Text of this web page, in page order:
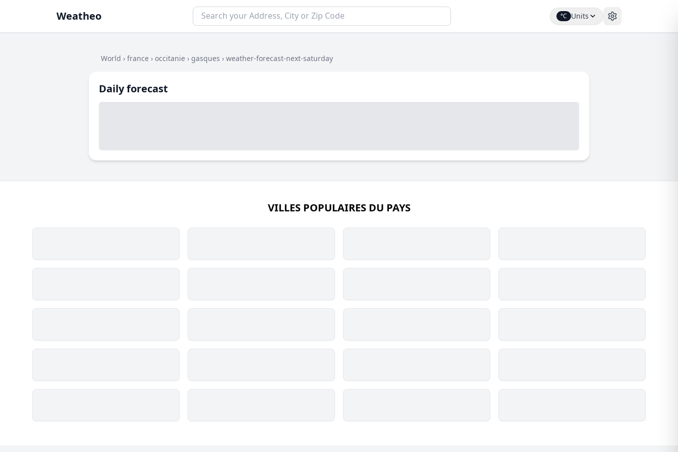
Weatheo °C Units
World › france › occitanie › gasques › weather-forecast-next-saturday
Daily forecast
VILLES POPULAIRES DU PAYS